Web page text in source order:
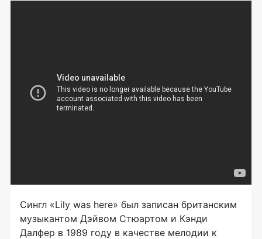
Сингл «Lily was here» был записан британским
музыкантом Дэйвом Стюартом и Кэнди
Далфер в 1989 году в качестве мелодии к